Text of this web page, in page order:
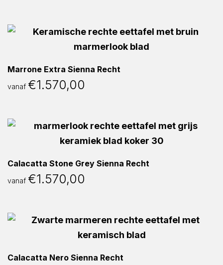
Marrone Extra Sienna Recht
vanaf €1.570,00
Calacatta Stone Grey Sienna Recht
vanaf €1.570,00
Calacatta Nero Sienna Recht